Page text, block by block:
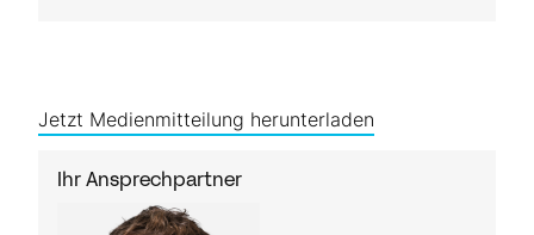
Jetzt Medienmitteilung herunterladen
Ihr Ansprechpartner